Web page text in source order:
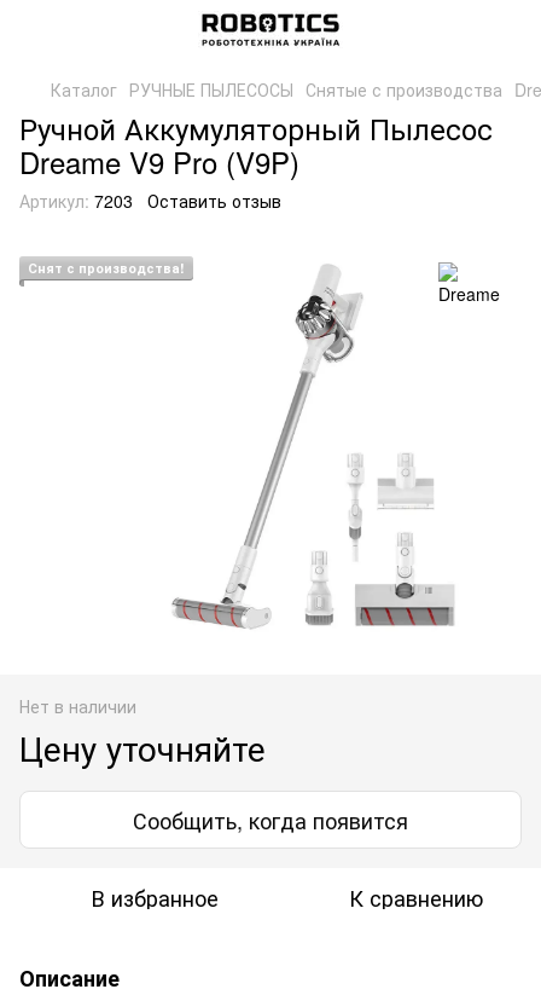
Каталог РУЧНЫЕ ПЫЛЕСОСЫ Снятые с производства
Ручной Аккумуляторный Пылесос
Dreame V9 Pro (V9P)
Артикул: 7203 Оставить отзыв
Снят с производства!
Нет в наличии
Цену уточняйте
Сообщить, когда появится
В избранное К сравнению
Описание